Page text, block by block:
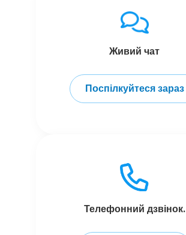
Живий чат
Поспілкуйтеся зараз
Телефонний дзвінок.